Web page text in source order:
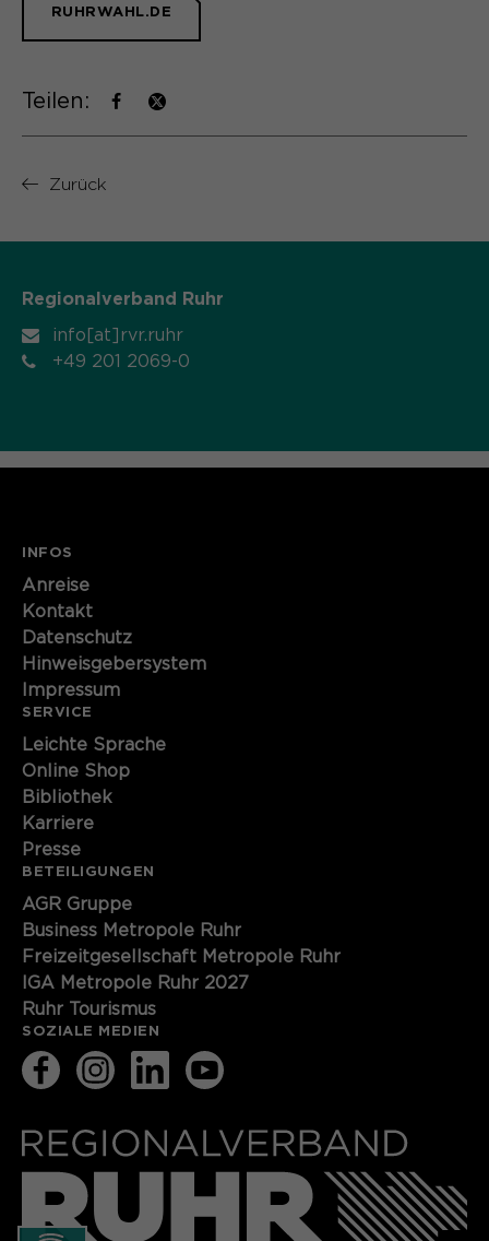
RUHRWAHL.DE
Teilen:
Zurück
Regionalverband Ruhr
info[at]rvr.ruhr
+49 201 2069-0
INFOS
Anreise
Kontakt
Datenschutz
Hinweisgebersystem
Impressum
SERVICE
Leichte Sprache
Online Shop
Bibliothek
Karriere
Presse
BETEILIGUNGEN
AGR Gruppe
Business Metropole Ruhr
Freizeitgesellschaft Metropole Ruhr
IGA Metropole Ruhr 2027
Ruhr Tourismus
SOZIALE MEDIEN